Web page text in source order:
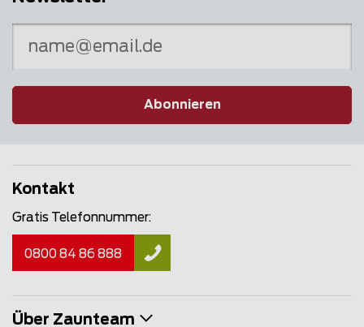
Abonnieren
Kontakt
Gratis Telefonnummer:
0800 84 86 888
Über Zaunteam